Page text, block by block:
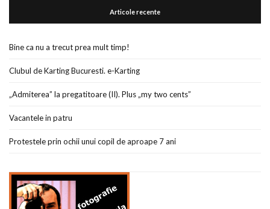
Articole recente
Bine ca nu a trecut prea mult timp!
Clubul de Karting Bucuresti. e-Karting
„Admiterea” la pregatitoare (II). Plus „my two cents”
Vacantele in patru
Protestele prin ochii unui copil de aproape 7 ani